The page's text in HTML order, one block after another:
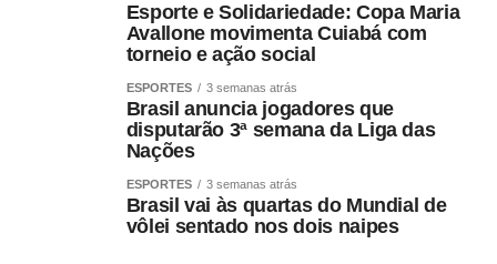
A ABEP também demostrou preocupação com a intenção
da Justiça Eleitoral de “assumir o papel de árbitro” da
qualidade das pesquisas.
“Entendemos que iniciativas dessa natureza precisam ser
com os institutos de pesquisa, para que não acabem
estimulando práticas oportunistas e desvalorizando o
Esporte e Solidariedade: Copa Maria
Avallone movimenta Cuiabá com
torneio e ação social
ESPORTES 3 semanas atrás
Brasil anuncia jogadores que
disputarão 3ª semana da Liga das
Nações
ESPORTES 3 semanas atrás
Brasil vai às quartas do Mundial de
vôlei sentado nos dois naipes